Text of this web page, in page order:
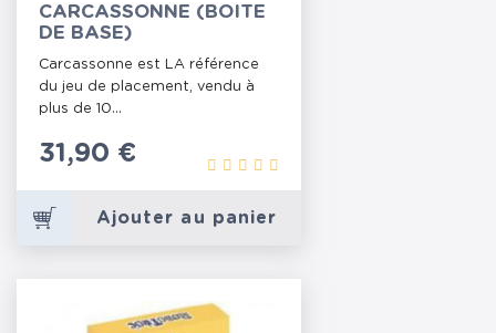
CARCASSONNE (BOITE
DE BASE)
Carcassonne est LA référence
du jeu de placement, vendu à
plus de 10...
Prix
31,90 €
Ajouter au panier